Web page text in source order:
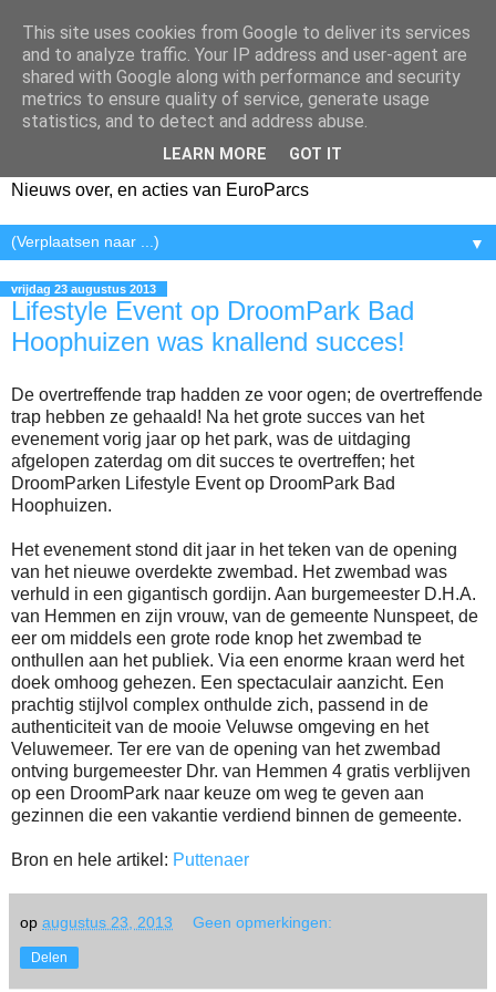
Nieuws over, en acties van EuroParcs
▼
vrijdag 23 augustus 2013
Lifestyle Event op DroomPark Bad
Hoophuizen was knallend succes!
De overtreffende trap hadden ze voor ogen; de overtreffende
trap hebben ze gehaald! Na het grote succes van het
evenement vorig jaar op het park, was de uitdaging
afgelopen zaterdag om dit succes te overtreffen; het
DroomParken Lifestyle Event op DroomPark Bad
Hoophuizen.
Het evenement stond dit jaar in het teken van de opening
van het nieuwe overdekte zwembad. Het zwembad was
verhuld in een gigantisch gordijn. Aan burgemeester D.H.A.
van Hemmen en zijn vrouw, van de gemeente Nunspeet, de
eer om middels een grote rode knop het zwembad te
onthullen aan het publiek. Via een enorme kraan werd het
doek omhoog gehezen. Een spectaculair aanzicht. Een
prachtig stijlvol complex onthulde zich, passend in de
authenticiteit van de mooie Veluwse omgeving en het
Veluwemeer. Ter ere van de opening van het zwembad
ontving burgemeester Dhr. van Hemmen 4 gratis verblijven
op een DroomPark naar keuze om weg te geven aan
gezinnen die een vakantie verdiend binnen de gemeente.
Bron en hele artikel: Puttenaer
op augustus 23, 2013 Geen opmerkingen:
Delen
This site uses cookies from Google to deliver its services
and to analyze traffic. Your IP address and user-agent are
shared with Google along with performance and security
metrics to ensure quality of service, generate usage
statistics, and to detect and address abuse.
LEARN MORE GOT IT